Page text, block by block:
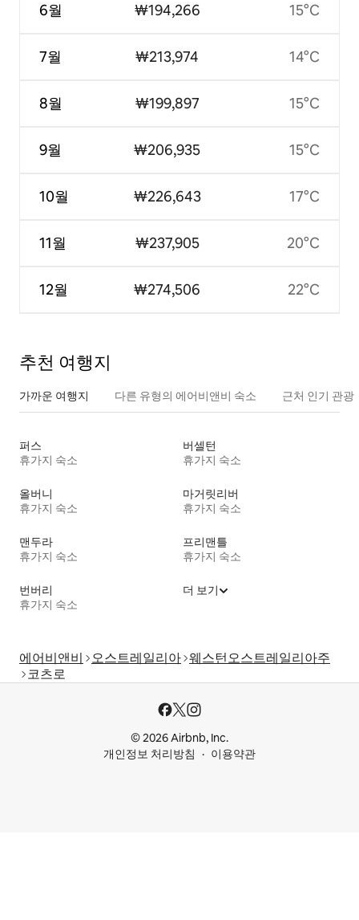
6월
7월
8월
9월
10월
11월
12월
₩194,266
₩213,974
₩199,897
₩206,935
₩226,643
₩237,905
₩274,506
15°C
14°C
15°C
15°C
17°C
20°C
22°C
추천 여행지
가까운 여행지 다른 유형의 에어비앤비 숙소 근처 인기 관광
퍼스
휴가지 숙소
버셀턴
휴가지 숙소
올버니
휴가지 숙소
마거릿리버
휴가지 숙소
맨두라
휴가지 숙소
프리맨틀
휴가지 숙소
번버리
휴가지 숙소
더 보기
에어비앤비 오스트레일리아 웨스턴오스트레일리아주
코츠로
© 2026 Airbnb, Inc.
개인정보 처리방침
이용약관